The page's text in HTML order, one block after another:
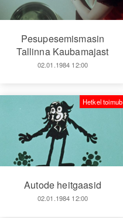
Pesupesemismasin
Tallinna Kaubamajast
02.01.1984 12:00
Autode heitgaasid
02.01.1984 12:00
Hetkel toimub